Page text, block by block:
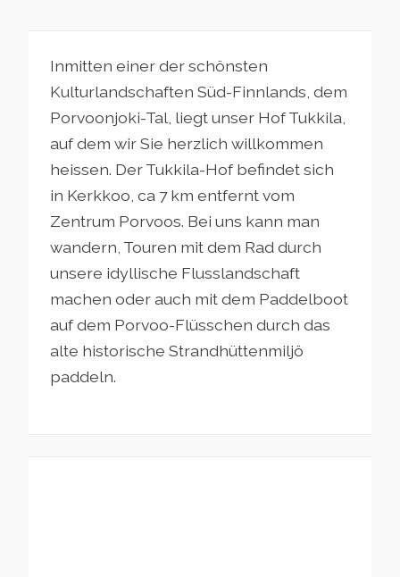
Inmitten einer der schönsten
Kulturlandschaften Süd-Finnlands, dem
Porvoonjoki-Tal, liegt unser Hof Tukkila,
auf dem wir Sie herzlich willkommen
heissen. Der Tukkila-Hof befindet sich
in Kerkkoo, ca 7 km entfernt vom
Zentrum Porvoos. Bei uns kann man
wandern, Touren mit dem Rad durch
unsere idyllische Flusslandschaft
machen oder auch mit dem Paddelboot
auf dem Porvoo-Flüsschen durch das
alte historische Strandhüttenmiljö
paddeln.